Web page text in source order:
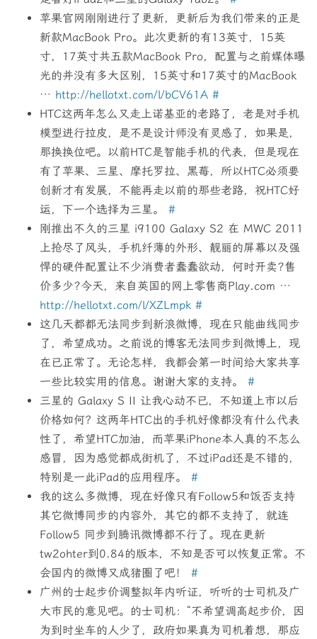
苹果官网刚刚进行了更新，更新后为我们带来的正是
新款MacBook Pro。此次更新的有13英寸，15英
寸，17英寸共五款MacBook Pro，配置与之前媒体曝
光的并没有多大区别，15英寸和17英寸的MacBook
… http://hellotxt.com/l/bCV61A #
HTC这两年怎么又走上诺基亚的老路了，老是对手机
模型进行拉皮，是不是设计师没有灵感了，如果是，
那换换位吧。以前HTC是智能手机的代表，但是现在
有了苹果、三星、摩托罗拉、黑莓，所以HTC必须要
创新才有发展，不能再走以前的那些老路，祝HTC好
运，下一个选择为三星。#
刚推出不久的三星 i9100 Galaxy S2 在 MWC 2011
上抢尽了风头，手机纤薄的外形、靓丽的屏幕以及强
悍的硬件配置让不少消费者蠢蠢欲动，何时开卖?售
价多少?今天，来自英国的网上零售商Play.com …
http://hellotxt.com/l/XZLmpk #
这几天都都无法同步到新浪微博，现在只能曲线同步
了，希望成功。之前说的博客无法同步到微博上，现
在已正常了。无论怎样，我都会第一时间给大家共享
一些比较实用的信息。谢谢大家的支持。#
三星的 Galaxy S II 让我心动不已，不知道上市以后
价格如何？这两年HTC出的手机好像都没有什么代表
性了，希望HTC加油，而苹果iPhone本人真的不怎么
感冒，因为感觉都成街机了，不过iPad还是不错的，
特别是一此iPad的应用程序。#
我的这么多微博，现在好像只有Follow5和饭否支持
其它微博同步的内容外，其它的都不支持了，就连
Follow5 同步到腾讯微博都不行了。现在更新
tw2ohter到0.84的版本，不知是否可以恢复正常。不
会国内的微博又成猪圈了吧！#
广州的士起步价调整拟年内听证，听听的士司机及广
大市民的意见吧。的士司机：“不希望调高起步价，因
为到时坐车的人少了，政府如果真为司机着想，那应